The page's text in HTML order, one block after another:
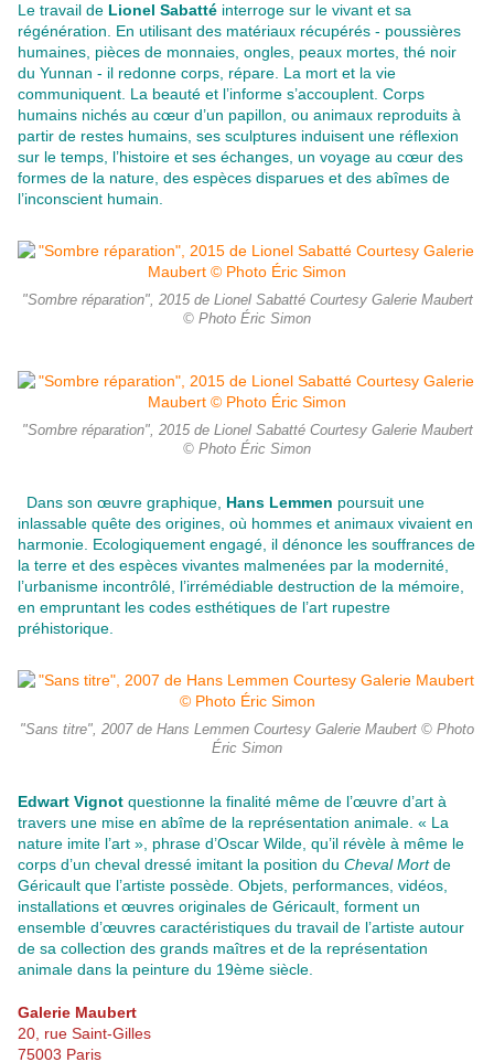
Le travail de Lionel Sabatté interroge sur le vivant et sa
régénération. En utilisant des matériaux récupérés - poussières
humaines, pièces de monnaies, ongles, peaux mortes, thé noir
du Yunnan - il redonne corps, répare. La mort et la vie
communiquent. La beauté et l’informe s’accouplent. Corps
humains nichés au cœur d’un papillon, ou animaux reproduits à
partir de restes humains, ses sculptures induisent une réflexion
sur le temps, l’histoire et ses échanges, un voyage au cœur des
formes de la nature, des espèces disparues et des abîmes de
l’inconscient humain.
"Sombre réparation", 2015 de Lionel Sabatté Courtesy Galerie Maubert
© Photo Éric Simon
"Sombre réparation", 2015 de Lionel Sabatté Courtesy Galerie Maubert
© Photo Éric Simon
Dans son œuvre graphique, Hans Lemmen poursuit une
inlassable quête des origines, où hommes et animaux vivaient en
harmonie. Ecologiquement engagé, il dénonce les souffrances de
la terre et des espèces vivantes malmenées par la modernité,
l’urbanisme incontrôlé, l’irrémédiable destruction de la mémoire,
en empruntant les codes esthétiques de l’art rupestre
préhistorique.
"Sans titre", 2007 de Hans Lemmen Courtesy Galerie Maubert © Photo
Éric Simon
Edwart Vignot questionne la finalité même de l’œuvre d’art à
travers une mise en abîme de la représentation animale. « La
nature imite l’art », phrase d’Oscar Wilde, qu’il révèle à même le
corps d’un cheval dressé imitant la position du Cheval Mortde
Géricault que l’artiste possède. Objets, performances, vidéos,
installations et œuvres originales de Géricault, forment un
ensemble d’œuvres caractéristiques du travail de l’artiste autour
de sa collection des grands maîtres et de la représentation
animale dans la peinture du 19ème siècle.
Galerie Maubert
20, rue Saint-Gilles
75003 Paris